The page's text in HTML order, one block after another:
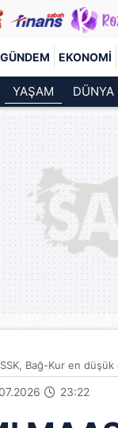
GÜNDEM EKONOMI
YAŞAM DÜNYA
Bağ-Kur en
23:22